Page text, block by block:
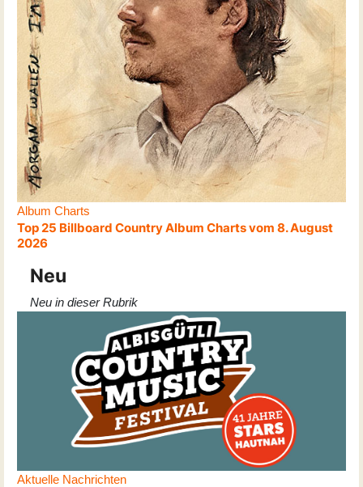
Album Charts
Top 25 Billboard Country Album Charts vom 8. August
2026
Neu
Neu in dieser Rubrik
Aktuelle Nachrichten